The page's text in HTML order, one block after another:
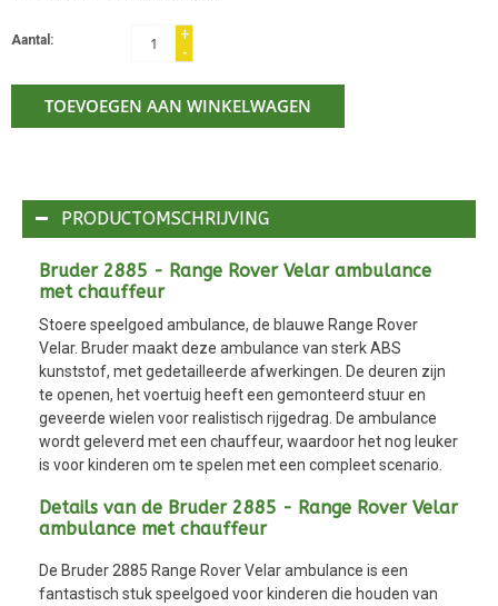
Aantal:
+
-
TOEVOEGEN AAN WINKELWAGEN
PRODUCTOMSCHRIJVING
Bruder 2885 - Range Rover Velar ambulance
met chauffeur
Stoere speelgoed ambulance, de blauwe Range Rover
Velar. Bruder maakt deze ambulance van sterk ABS
kunststof, met gedetailleerde afwerkingen. De deuren zijn
te openen, het voertuig heeft een gemonteerd stuur en
geveerde wielen voor realistisch rijgedrag. De ambulance
wordt geleverd met een chauffeur, waardoor het nog leuker
is voor kinderen om te spelen met een compleet scenario.
Details van de Bruder 2885 - Range Rover Velar
ambulance met chauffeur
De Bruder 2885 Range Rover Velar ambulance is een
fantastisch stuk speelgoed voor kinderen die houden van